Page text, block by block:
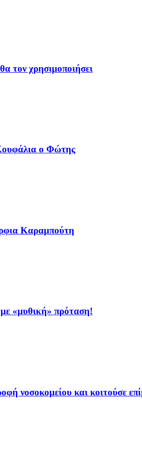
τον χρησιμοποιήσει
ο Φώτης
Καραμπούτη
«μυθική» πρόταση!
νοσοκομείου και κοιτούσε